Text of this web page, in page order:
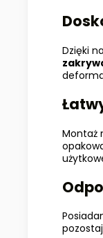
Dzięki
Montaż